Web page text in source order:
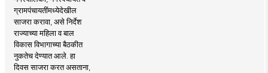
ग्रामपंचायतींमध्येदेखील
साजरा करावा, असे निर्देश
राज्याच्या महिला व बाल
विकास विभागाच्या बैठकीत
नुकतेच देण्यात आले. हा
दिवस साजरा करत असताना,